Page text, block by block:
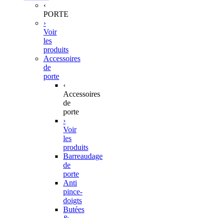
‹
PORTE
›
Voir
les
produits
Accessoires
de
porte
‹
Accessoires
de
porte
›
Voir
les
produits
Barreaudage
de
porte
Anti
pince-
doigts
Butées